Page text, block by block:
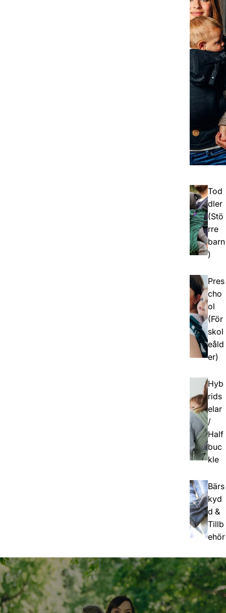
Tod
dler
(Stö
rre
barn
)
Pres
cho
ol
(För
skol
eåld
er)
Hyb
rids
elar
/
Half
buc
kle
Bärs
kyd
d &
Tillb
ehör